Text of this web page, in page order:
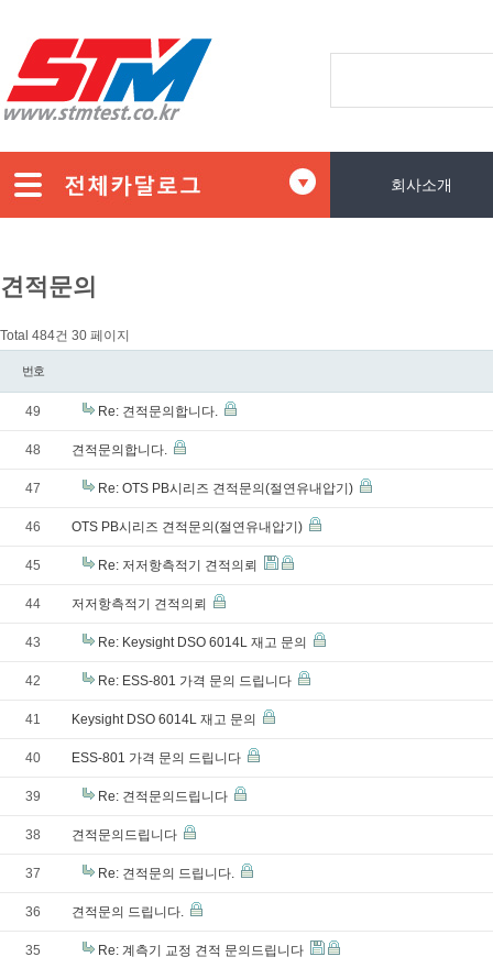
회사소개
견적문의
Total 484건 30 페이지
번호
49 Re: 견적문의합니다.
48 견적문의합니다.
47 Re: OTS PB시리즈 견적문의(절연유내압기)
46 OTS PB시리즈 견적문의(절연유내압기)
45 Re: 저저항측적기 견적의뢰
44 저저항측적기 견적의뢰
43 Re: Keysight DSO 6014L 재고 문의
42 Re: ESS-801 가격 문의 드립니다
41 Keysight DSO 6014L 재고 문의
40 ESS-801 가격 문의 드립니다
39 Re: 견적문의드립니다
38 견적문의드립니다
37 Re: 견적문의 드립니다.
36 견적문의 드립니다.
35 Re: 계측기 교정 견적 문의드립니다